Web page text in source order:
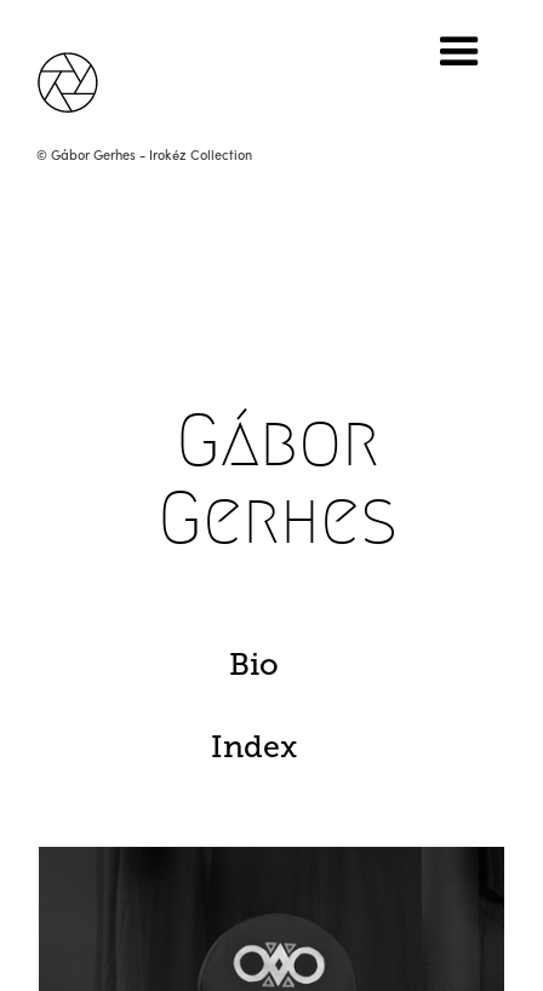
Confabulation, Neue Ordnung, 2013
Digital photo, giclée print, 90 x 120 cm
© Gábor Gerhes - Irokéz Collection
Gábor
Gerhes
Bio
Index